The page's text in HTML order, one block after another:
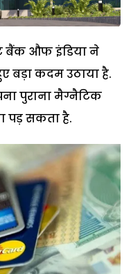
बैंक औफ इंडिया ने
बड़ा कदम उठाया है.
पुराना मैग्नैटिक
पड़ सकता है.